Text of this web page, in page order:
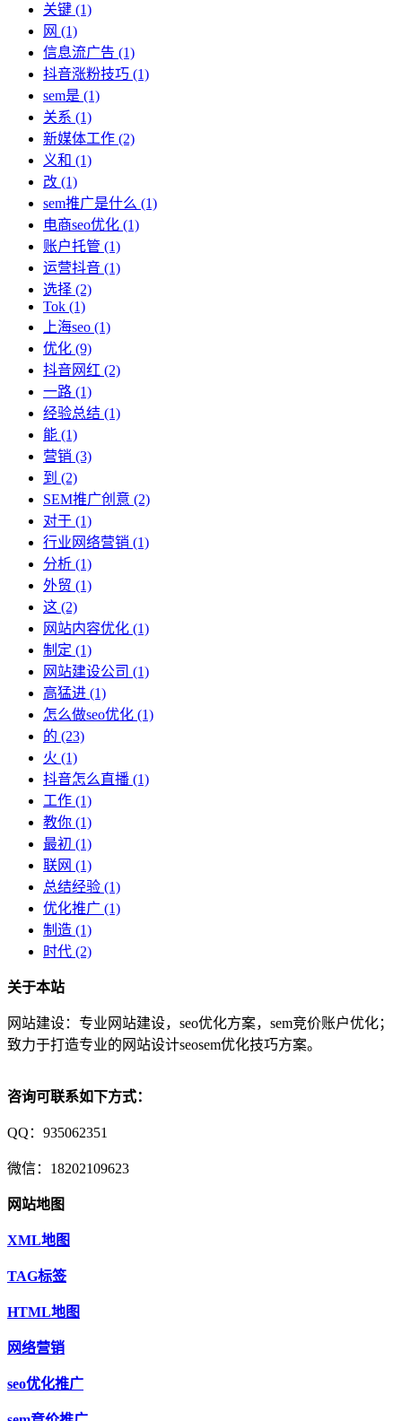
关键 (1)
网 (1)
信息流广告 (1)
抖音涨粉技巧 (1)
sem是 (1)
关系 (1)
新媒体工作 (2)
义和 (1)
改 (1)
sem推广是什么 (1)
电商seo优化 (1)
账户托管 (1)
运营抖音 (1)
选择 (2)
Tok (1)
上海seo (1)
优化 (9)
抖音网红 (2)
一路 (1)
经验总结 (1)
能 (1)
营销 (3)
到 (2)
SEM推广创意 (2)
对于 (1)
行业网络营销 (1)
分析 (1)
外贸 (1)
这 (2)
网站内容优化 (1)
制定 (1)
网站建设公司 (1)
高猛进 (1)
怎么做seo优化 (1)
的 (23)
火 (1)
抖音怎么直播 (1)
工作 (1)
教你 (1)
最初 (1)
联网 (1)
总结经验 (1)
优化推广 (1)
制造 (1)
时代 (2)
关于本站
网站建设：专业网站建设，seo优化方案，sem竞价账户优化；
致力于打造专业的网站设计seosem优化技巧方案。
咨询可联系如下方式：
QQ：935062351
微信：18202109623
网站地图
XML地图
TAG标签
HTML地图
网络营销
seo优化推广